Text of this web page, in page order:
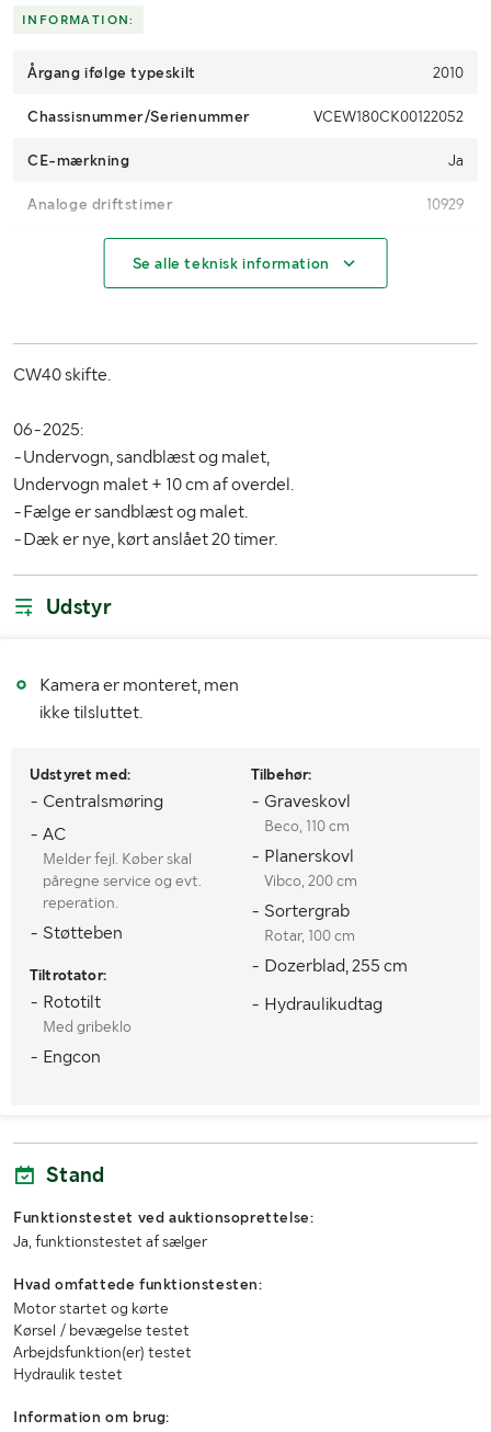
INFORMATION:
Årgang ifølge typeskilt 2010
Chassisnummer/Serienummer VCEW180CK00122052
CE-mærkning Ja
Analoge driftstimer 10929
Motoreffekt (kW/hk)
Træk
Dækfabrikat
Dækdimension for
Dækdimension bag
Læssehjælp med
Vægt (kg)
Bredde (mm)
Højde (mm)
Se alle teknisk information
CW40 skifte.
06-2025:
-Undervogn, sandblæst og malet,
Undervogn malet + 10 cm af overdel.
-Fælge er sandblæst og malet.
-Dæk er nye, kørt anslået 20 timer.
Udstyr
Kamera er monteret, men
ikke tilsluttet.
Udstyret med:
- Centralsmøring
- AC
Melder fejl. Køber skal
påregne service og evt.
reperation.
- Støtteben
Tiltrotator:
- Rototilt
Med gribeklo
- Engcon
Tilbehør:
- Graveskovl
Beco, 110 cm
- Planerskovl
Vibco, 200 cm
- Sortergrab
Rotar, 100 cm
- Dozerblad, 255 cm
- Hydraulikudtag
Stand
Funktionstestet ved auktionsoprettelse:
Ja, funktionstestet af sælger
Hvad omfattede funktionstesten:
Motor startet og kørte
Kørsel / bevægelse testet
Arbejdsfunktion(er) testet
Hydraulik testet
Information om brug: